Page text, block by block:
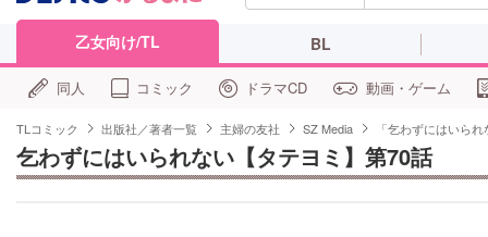
乙女向け/TL BL
同人 コミック ドラマCD 動画・ゲーム
TLコミック 出版社／著者一覧 主婦の友社 SZ Media 「乞わずにはいら
乞わずにはいられない【タテヨミ】第70話